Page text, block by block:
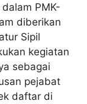
PMK-
diberikan
Sipil
kegiatan
sebagai
pejabat
daftar di